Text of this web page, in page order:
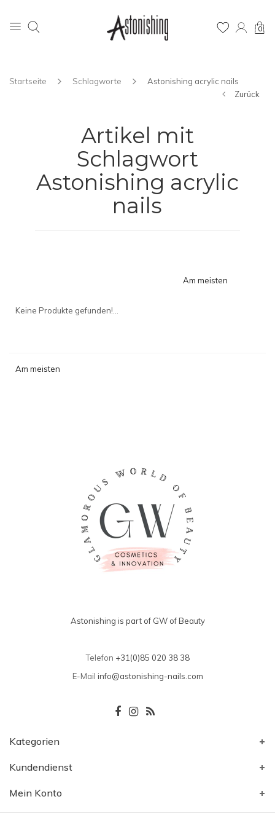
0
Startseite Schlagworte
Astonishing acrylic nails
Zurück
Artikel mit
Schlagwort
Astonishing acrylic
nails
Am meisten
Keine Produkte gefunden!...
Am meisten
Astonishing is part of GW of Beauty
Telefon +31(0)85 020 38 38
E-Mail info@astonishing-nails.com
Kategorien
Kundendienst
Mein Konto